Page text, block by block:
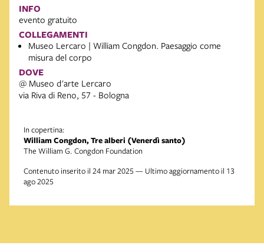
INFO
evento gratuito
COLLEGAMENTI
Museo Lercaro | William Congdon. Paesaggio come
misura del corpo
DOVE
@ Museo d'arte Lercaro
via Riva di Reno, 57 - Bologna
In copertina:
William Congdon, Tre alberi (Venerdì santo)
The William G. Congdon Foundation
Contenuto inserito il 24 mar 2025 — Ultimo aggiornamento il 13
ago 2025